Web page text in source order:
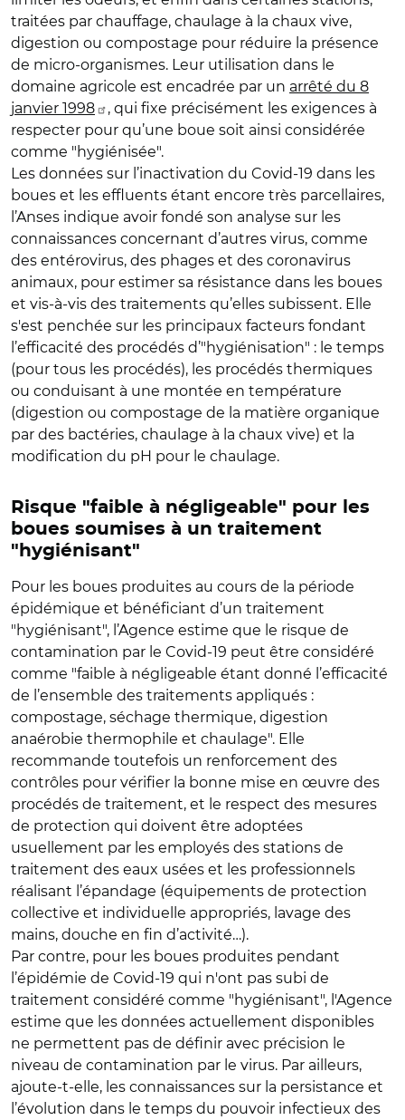
traitées par chauffage, chaulage à la chaux vive,
digestion ou compostage pour réduire la présence
de micro-organismes. Leur utilisation dans le
domaine agricole est encadrée par un arrêté du 8
janvier 1998
, qui fixe précisément les exigences à
respecter pour qu’une boue soit ainsi considérée
comme "hygiénisée".
Les données sur l’inactivation du Covid-19 dans les
boues et les effluents étant encore très parcellaires,
l’Anses indique avoir fondé son analyse sur les
connaissances concernant d’autres virus, comme
des entérovirus, des phages et des coronavirus
animaux, pour estimer sa résistance dans les boues
et vis-à-vis des traitements qu’elles subissent. Elle
s'est penchée sur les principaux facteurs fondant
l’efficacité des procédés d’"hygiénisation" : le temps
(pour tous les procédés), les procédés thermiques
ou conduisant à une montée en température
(digestion ou compostage de la matière organique
par des bactéries, chaulage à la chaux vive) et la
modification du pH pour le chaulage.
Risque "faible à négligeable" pour les
boues soumises à un traitement
"hygiénisant"
Pour les boues produites au cours de la période
épidémique et bénéficiant d’un traitement
"hygiénisant", l’Agence estime que le risque de
contamination par le Covid-19 peut être considéré
comme "faible à négligeable étant donné l’efficacité
de l’ensemble des traitements appliqués :
compostage, séchage thermique, digestion
anaérobie thermophile et chaulage". Elle
recommande toutefois un renforcement des
contrôles pour vérifier la bonne mise en œuvre des
procédés de traitement, et le respect des mesures
de protection qui doivent être adoptées
usuellement par les employés des stations de
traitement des eaux usées et les professionnels
réalisant l’épandage (équipements de protection
collective et individuelle appropriés, lavage des
mains, douche en fin d’activité…).
Par contre, pour les boues produites pendant
l’épidémie de Covid-19 qui n'ont pas subi de
traitement considéré comme "hygiénisant", l'Agence
estime que les données actuellement disponibles
ne permettent pas de définir avec précision le
niveau de contamination par le virus. Par ailleurs,
ajoute-t-elle, les connaissances sur la persistance et
l’évolution dans le temps du pouvoir infectieux des